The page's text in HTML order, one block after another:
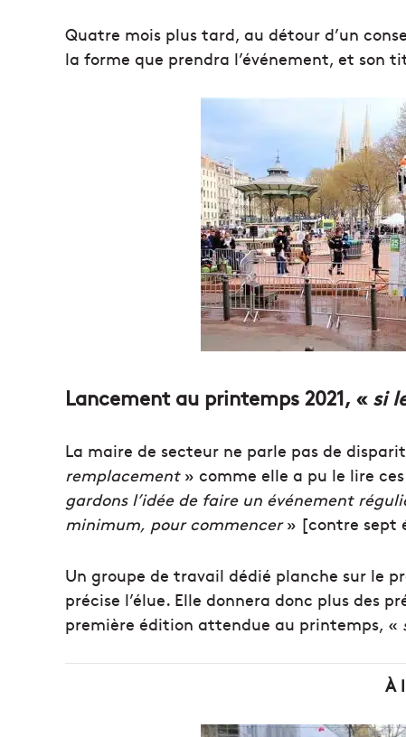
Quatre mois plus tard, au détour d’un
la forme que prendra l’événement, et son
Lancement au printemps 2021, « si
La maire de secteur ne parle pas de
remplacement» comme elle a pu le lire
gardons l’idée de faire un événement
minimum, pour commencer» [contre sept
Un groupe de travail dédié planche sur le
précise l’élue. Elle donnera donc plus des
première édition attendue au printemps, «
À